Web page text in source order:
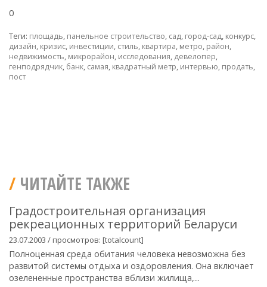
0
Теги: площадь, панельное строительство, сад, город-сад, конкурс,
дизайн, кризис, инвестиции, стиль, квартира, метро, район,
недвижимость, микрорайон, исследования, девелопер,
генподрядчик, банк, самая, квадратный метр, интервью, продать,
пост
ЧИТАЙТЕ ТАКЖЕ
Градостроительная организация
рекреационных территорий Беларуси
23.07.2003 / просмотров: [totalcount]
Полноценная среда обитания человека невозможна без
развитой системы отдыха и оздоровления. Она включает
озелененные пространства вблизи жилища,...